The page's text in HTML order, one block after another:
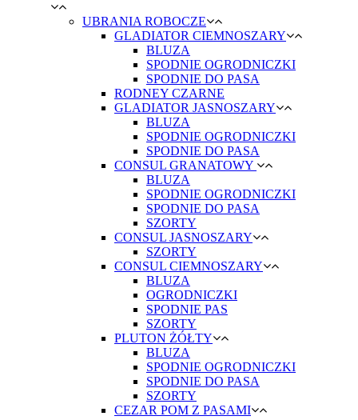
UBRANIA ROBOCZE
GLADIATOR CIEMNOSZARY
BLUZA
SPODNIE OGRODNICZKI
SPODNIE DO PASA
RODNEY CZARNE
GLADIATOR JASNOSZARY
BLUZA
SPODNIE OGRODNICZKI
SPODNIE DO PASA
CONSUL GRANATOWY
BLUZA
SPODNIE OGRODNICZKI
SPODNIE DO PASA
SZORTY
CONSUL JASNOSZARY
SZORTY
CONSUL CIEMNOSZARY
BLUZA
OGRODNICZKI
SPODNIE PAS
SZORTY
PLUTON ŻÓŁTY
BLUZA
SPODNIE OGRODNICZKI
SPODNIE DO PASA
SZORTY
CEZAR POM Z PASAMI